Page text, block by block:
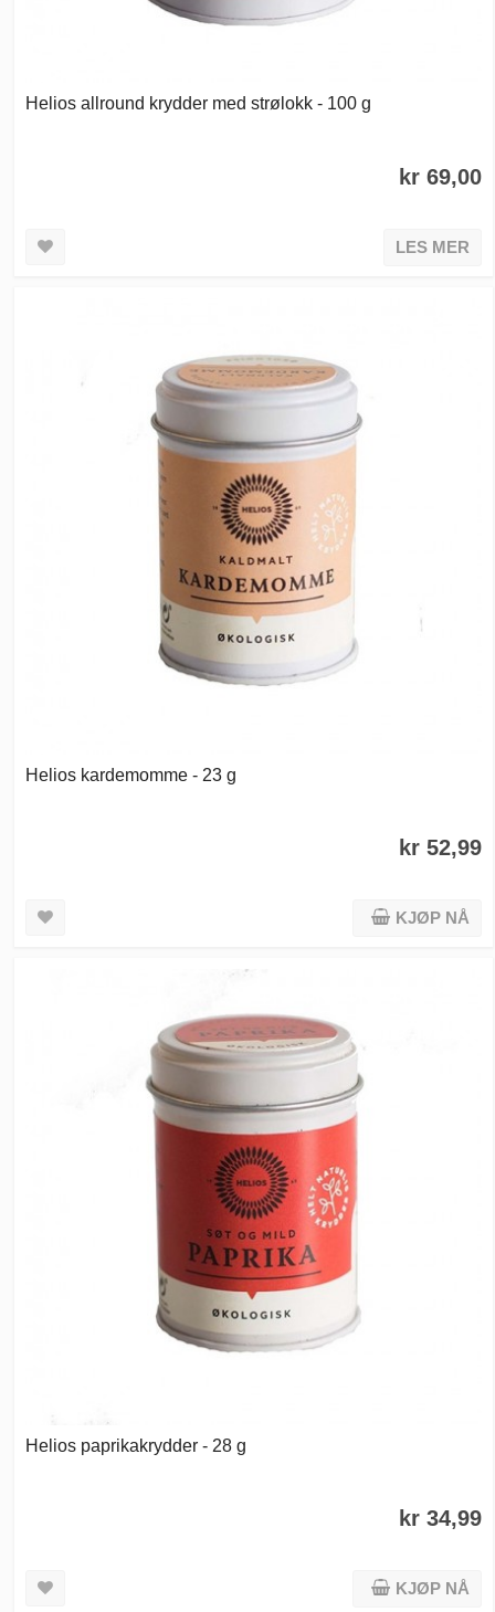
Helios allround krydder med strølokk - 100 g
kr 69,00
LES MER
Helios kardemomme - 23 g
kr 52,99
KJØP NÅ
Helios paprikakrydder - 28 g
kr 34,99
KJØP NÅ